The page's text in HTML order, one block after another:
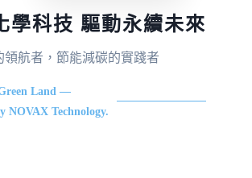
學科技 驅動永續未來
領航者，節能減碳的實踐者
Land —
NOVAX Technology.